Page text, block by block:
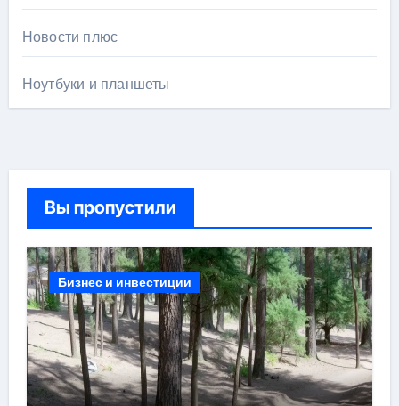
Новости плюс
Ноутбуки и планшеты
Вы пропустили
Бизнес и инвестиции